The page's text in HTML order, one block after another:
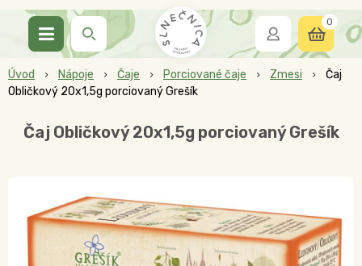
0
Úvod Nápoje Čaje Porciované čaje Zmesi
Čaj
Obličkový 20x1,5g porciovaný Grešík
Čaj Obličkový 20x1,5g porciovaný Grešík